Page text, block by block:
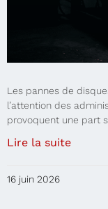
Les pannes de
l’attention des
provoquent une part
Lire la suite
16 juin 2026